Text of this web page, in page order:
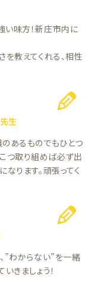
い味方！新庄市内に
を教えてくれる、相性
先生
あるものでもひとつ
つ取り組めば必ず出
なります。頑張ってく
”わからない”を一緒
いきましょう！